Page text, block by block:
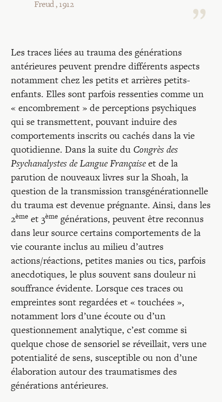
Freud , 1912
Les traces liées au trauma des générations
antérieures peuvent prendre différents aspects
notamment chez les petits et arrières petits-
enfants. Elles sont parfois ressenties comme un
« encombrement » de perceptions psychiques
qui se transmettent, pouvant induire des
comportements inscrits ou cachés dans la vie
quotidienne. Dans la suite du Congrès des
Psychanalystes de Langue Françaiseet de la
parution de nouveaux livres sur la Shoah, la
question de la transmission transgénérationnelle
du trauma est devenue prégnante. Ainsi, dans les
2ème et 3ème générations, peuvent être reconnus
dans leur source certains comportements de la
vie courante inclus au milieu d’autres
actions/réactions, petites manies ou tics, parfois
anecdotiques, le plus souvent sans douleur ni
souffrance évidente. Lorsque ces traces ou
empreintes sont regardées et « touchées »,
notamment lors d’une écoute ou d’un
questionnement analytique, c’est comme si
quelque chose de sensoriel se réveillait, vers une
potentialité de sens, susceptible ou non d’une
élaboration autour des traumatismes des
générations antérieures.